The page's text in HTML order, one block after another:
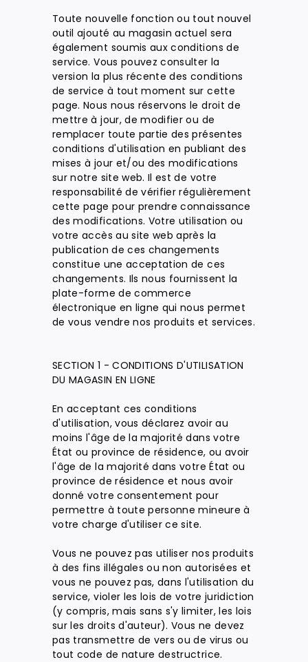
Toute nouvelle fonction ou tout nouvel
outil ajouté au magasin actuel sera
également soumis aux conditions de
service. Vous pouvez consulter la
version la plus récente des conditions
de service à tout moment sur cette
page. Nous nous réservons le droit de
mettre à jour, de modifier ou de
remplacer toute partie des présentes
conditions d'utilisation en publiant des
mises à jour et/ou des modifications
sur notre site web. Il est de votre
responsabilité de vérifier régulièrement
cette page pour prendre connaissance
des modifications. Votre utilisation ou
votre accès au site web après la
publication de ces changements
constitue une acceptation de ces
changements. Ils nous fournissent la
plate-forme de commerce
électronique en ligne qui nous permet
de vous vendre nos produits et services.
SECTION 1 - CONDITIONS D'UTILISATION
DU MAGASIN EN LIGNE
En acceptant ces conditions
d'utilisation, vous déclarez avoir au
moins l'âge de la majorité dans votre
État ou province de résidence, ou avoir
l'âge de la majorité dans votre État ou
province de résidence et nous avoir
donné votre consentement pour
permettre à toute personne mineure à
votre charge d'utiliser ce site.
Vous ne pouvez pas utiliser nos produits
à des fins illégales ou non autorisées et
vous ne pouvez pas, dans l'utilisation du
service, violer les lois de votre juridiction
(y compris, mais sans s'y limiter, les lois
sur les droits d'auteur). Vous ne devez
pas transmettre de vers ou de virus ou
tout code de nature destructrice.